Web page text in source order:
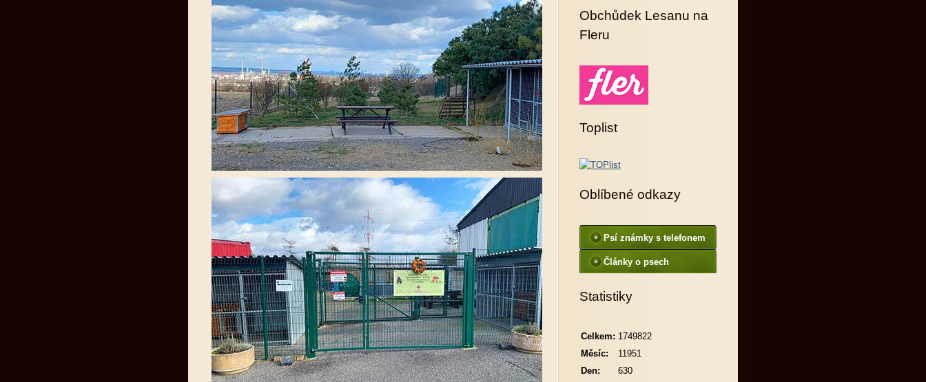
Obchůdek Lesanu na
Fleru
Toplist
Oblíbené odkazy
Psí známky s telefonem
Články o psech
Statistiky
Celkem: 1749822
Měsíc:
11951
Den:
630